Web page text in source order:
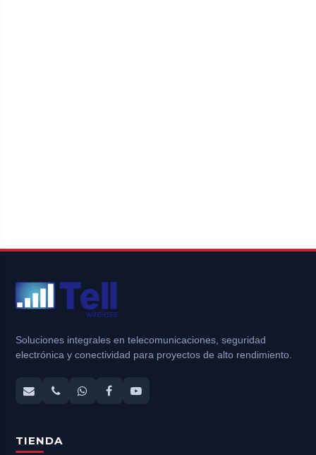
Soluciones integrales en telecomunicaciones, seguridad
electrónica y conectividad para proyectos de alto rendimiento.
TIENDA